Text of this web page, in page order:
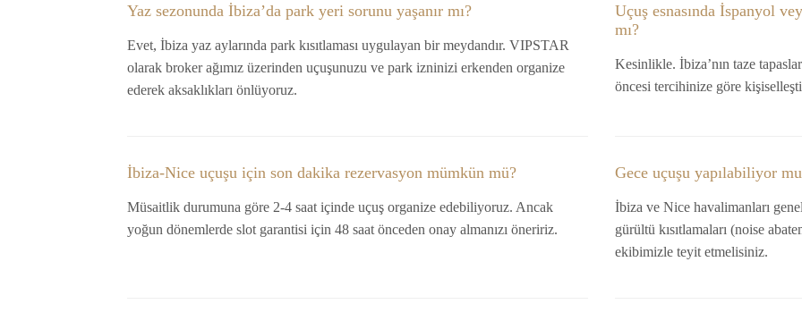
Yaz sezonunda İbiza’da park yeri sorunu yaşanır mı?
Evet, İbiza yaz aylarında park kısıtlaması uygulayan bir meydandır. VIPSTAR
olarak broker ağımız üzerinden uçuşunuzu ve park izninizi erkenden organize
ederek aksaklıkları önlüyoruz.
Uçuş esnasında İspanyol
mı?
Kesinlikle. İbiza’nın taze
öncesi tercihinize göre
İbiza-Nice uçuşu için son dakika rezervasyon mümkün mü?
Müsaitlik durumuna göre 2-4 saat içinde uçuş organize edebiliyoruz. Ancak
yoğun dönemlerde slot garantisi için 48 saat önceden onay almanızı öneririz.
Gece uçuşu yapılabiliyor
İbiza ve Nice havalimanları
gürültü kısıtlamaları (noise
ekibimizle teyit etmelisiniz.